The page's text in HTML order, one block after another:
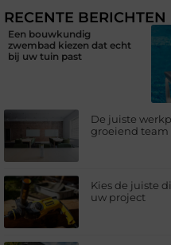
RECENTE BERICHTEN
Een bouwkundig
zwembad kiezen dat echt
bij uw tuin past
De juiste
groeiend team
Kies de juiste
uw project